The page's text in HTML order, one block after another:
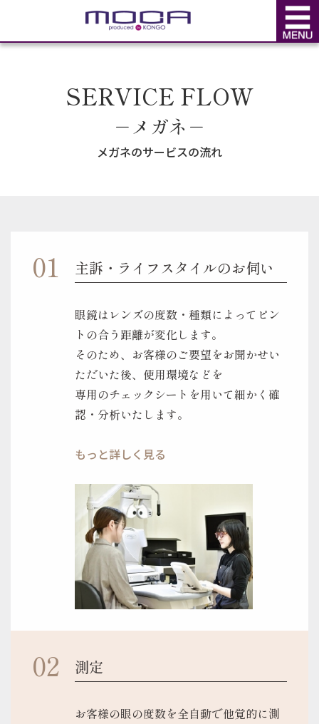
SERVICE
SERVICE FLOW
－メガネ－
メガネのサービスの流れ
主訴・ライフスタイルのお伺い
眼鏡はレンズの度数・種類によってピン
トの合う距離が変化します。
そのため、お客様のご要望をお聞かせい
ただいた後、使用環境などを
専用のチェックシートを用いて細かく確
認・分析いたします。
もっと詳しく見る
測定
お客様の眼の度数を全自動で他覚的に測